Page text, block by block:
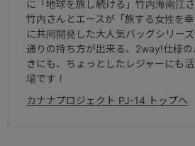
に「地球を旅し続ける」竹内海南江
竹内さんとエースが「旅する女性を
に共同開発した大人気バッグシリー
通りの持ち方が出来る、2way!仕様
きにも、ちょっとしたレジャーに
場です！
カナナプロジェクト PJ-14 トップへ